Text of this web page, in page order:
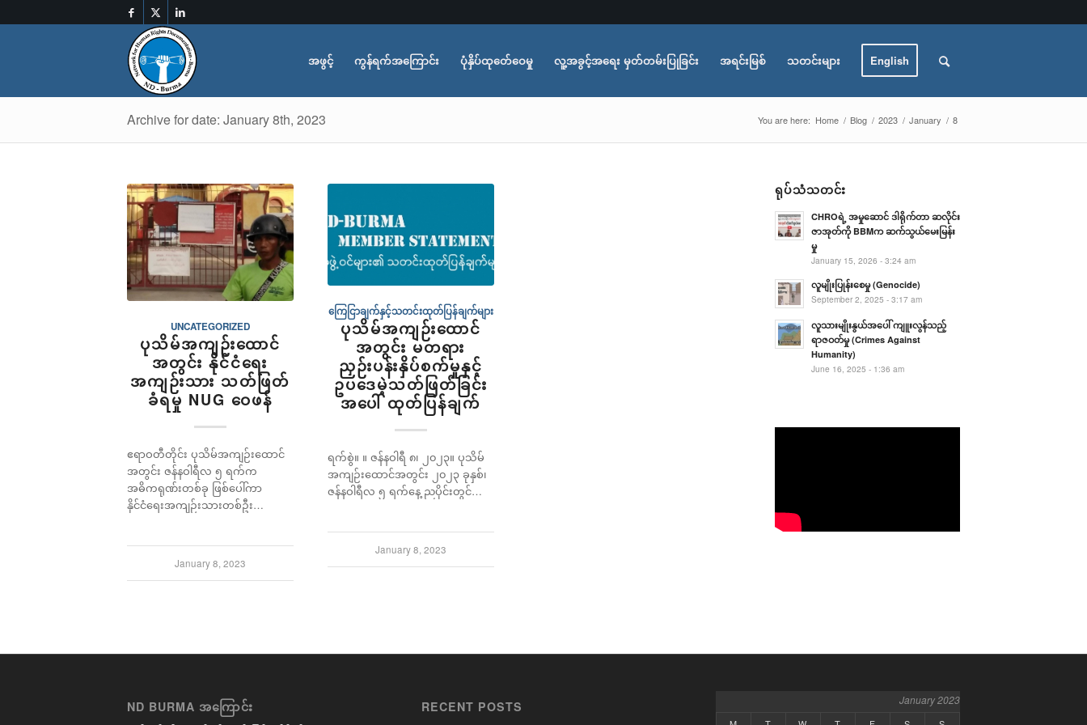
အဖွင့် ကွန်ရက်အကြောင်း ပုံနှိပ်ထုတ်ေဝေမှု လူ့အခွင့်အရေး မှတ်တမ်းပြုခြင်း အရင်းမြစ် သတင်းများ English
Archive for date: January 8th, 2023 You are here: Home / Blog / 2023 / January / 8
UNCATEGORIZED
ပုသိမ်အကျဉ်းထောင်
အတွင်း နိုင်ငံရေး
အကျဉ်းသား သတ်ဖြတ်
ခံရမှု NUG ဝေဖန်
ဧရာဝတီတိုင်း ပုသိမ်အကျဉ်းထောင်
အတွင်း ဇန်နဝါရီလ ၅ ရက်က
အဓိကရုဏ်းတစ်ခု ဖြစ်ပေါ်ကာ
နိုင်ငံရေးအကျဉ်းသားတစ်ဦး…
January 8, 2023
ကြေငြာချက်နှင့်သတင်းထုတ်ပြန်ချက်များ
ပုသိမ်အကျဉ်းထောင်
အတွင်း မတရား
ညှဉ်းပန်းနှိပ်စက်မှုနှင့်
ဥပဒေမဲ့သတ်ဖြတ်ခြင်း
အပေါ် ထုတ်ပြန်ချက်
ရက်စွဲ။ ။ ဇန်နဝါရီ ၈၊ ၂၀၂၃။ ပုသိမ်
အကျဉ်းထောင်အတွင်း ၂၀၂၃ ခုနှစ်၊
ဇန်နဝါရီလ ၅ ရက်နေ့ ညပိုင်းတွင်…
January 8, 2023
ရုပ်သံသတင်း
CHROရဲ့ အမှုဆောင် ဒါရိုက်တာ ဆလိုင်း
ဇာအုတ်ကို BBMက ဆက်သွယ်မေးမြန်း
မှု
January 15, 2026 - 3:24 am
လူမျိုးပြုန်းစေမှု (Genocide)
September 2, 2025 - 3:17 am
လူသားမျိုးနွယ်အပေါ် ကျူးလွန်သည့်
ရာဇဝတ်မှု (Crimes Against
Humanity)
June 16, 2025 - 1:36 am
ND BURMA အကြောင်း RECENT POSTS January 2023